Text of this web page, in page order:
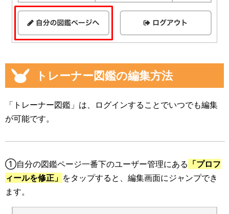
トレーナー図鑑の編集方法
「トレーナー図鑑」は、ログインすることでいつでも編集
が可能です。
①自分の図鑑ページ一番下のユーザー管理にある 「プロフ
ィールを修正」 をタップすると、編集画面にジャンプでき
ます。